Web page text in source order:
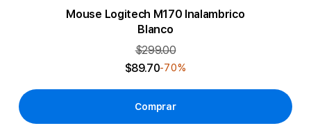
Mouse Logitech M170 Inalambrico
Blanco
$299.00
$89.70-70%
Comprar